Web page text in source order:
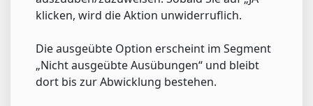
klicken, wird die Aktion unwiderruflich.
Die ausgeübte Option erscheint im Segment
„Nicht ausgeübte Ausübungen“ und bleibt
dort bis zur Abwicklung bestehen.